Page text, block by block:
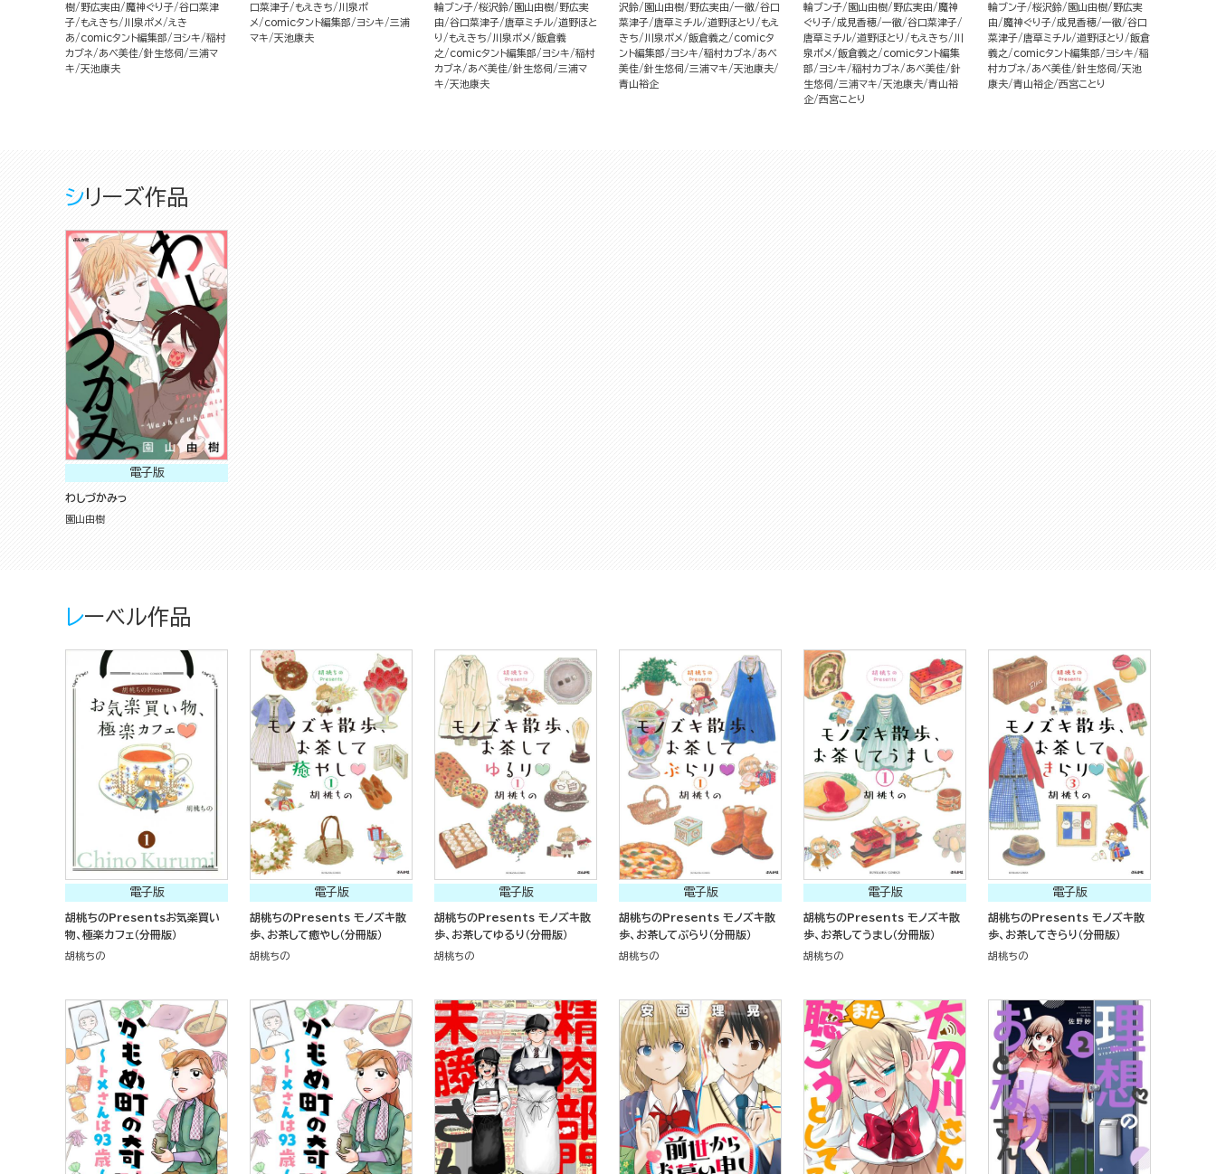
樹
野広実由 魔神ぐり子 谷口菜津
子 もえきち 川泉ポメ
えき
あ
comicタント編集部 ヨシキ
稲村
カブネ
あべ美佳 針生悠伺
三浦マ
キ
天池康夫
口菜津子 もえきち
川泉ポ
メ
comicタント編集部 ヨシキ
三浦
マキ
天池康夫
輪ブン子 桜沢鈴 園山由樹
野広実
由
谷口菜津子 唐草ミチル 道野ほと
り
もえきち 川泉ポメ
飯倉義
之
comicタント編集部 ヨシキ
稲村
カブネ
あべ美佳 針生悠伺
三浦マ
キ
天池康夫
沢鈴
園山由樹 野広実由 一徹 谷口
菜津子
唐草ミチル 道野ほとり
もえ
きち
川泉ポメ 飯倉義之
comicタ
ント編集部
ヨシキ 稲村カブネ
あべ
美佳 針生悠伺 三浦マキ
天池康夫
青山裕企
輪ブン子
園山由樹 野広実由
魔神
ぐり子
成見香穂 一徹 谷口菜津子
唐草ミチル 道野ほとり もえきち
川
泉ポメ
飯倉義之
comicタント編集
部
ヨシキ 稲村カブネ あべ美佳 針
生悠伺
三浦マキ 天池康夫 青山裕
企 西宮ことり
輪ブン子 桜沢鈴 園山由樹
野広実
由
魔神ぐり子 成見香穂 一徹 谷口
菜津子
唐草ミチル 道野ほとり
飯倉
義之
comicタント編集部 ヨシキ
稲
村カブネ
あべ美佳 針生悠伺
天池
康夫 青山裕企 西宮ことり
シリーズ作品
電子版
わしづかみっ
園山由樹
レーベル作品
電子版
胡桃ちのPresentsお気楽買い
物、極楽カフェ（分冊版）
胡桃ちの
電子版
胡桃ちのPresents モノズキ散
歩、お茶して癒やし（分冊版）
胡桃ちの
電子版
胡桃ちのPresents モノズキ散
歩、お茶してゆるり（分冊版）
胡桃ちの
電子版
胡桃ちのPresents モノズキ散
歩、お茶してぶらり（分冊版）
胡桃ちの
電子版
胡桃ちのPresents モノズキ散
歩、お茶してうまし（分冊版）
胡桃ちの
電子版
胡桃ちのPresents モノズキ散
歩、お茶してきらり（分冊版）
胡桃ちの